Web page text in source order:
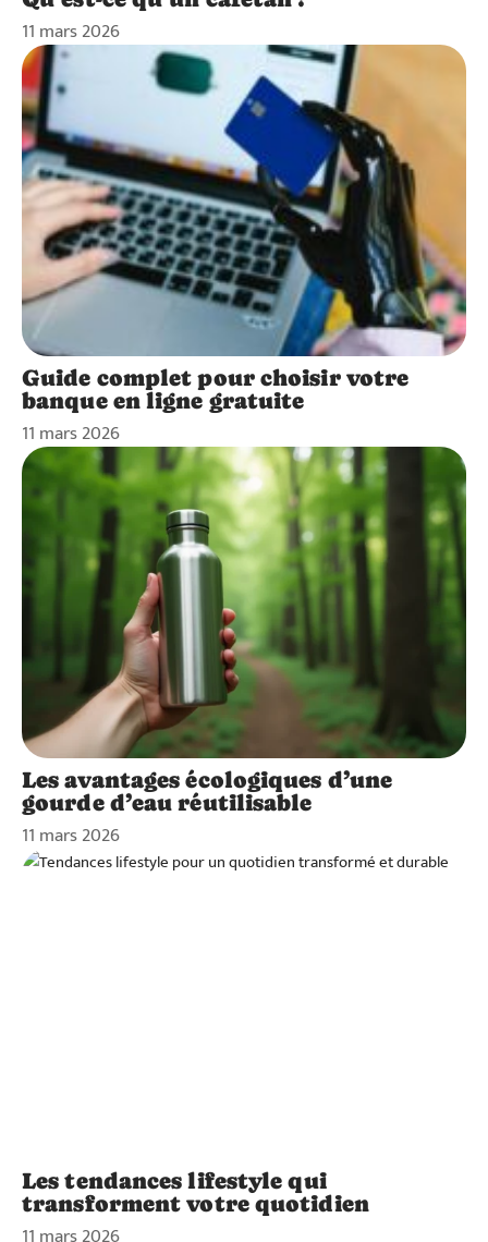
11 mars 2026
Guide complet pour choisir votre
banque en ligne gratuite
11 mars 2026
Les avantages écologiques d’une
gourde d’eau réutilisable
11 mars 2026
Les tendances lifestyle qui
transforment votre quotidien